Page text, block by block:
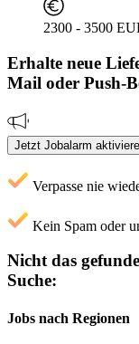
2300 - 3500
Erhalte neue
Mail oder Push-
Jetzt Jobalarm
Verpasse nie
Kein Spam oder
Nicht das
Suche:
Jobs nach Regionen